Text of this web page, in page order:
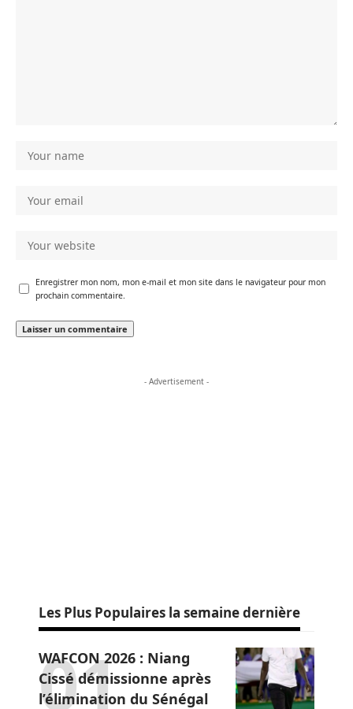
Enregistrer mon nom, mon e-mail et mon site dans le navigateur pour mon
prochain commentaire.
- Advertisement -
Les Plus Populaires la semaine dernière
WAFCON 2026 : Niang
Cissé démissionne après
l’élimination du Sénégal